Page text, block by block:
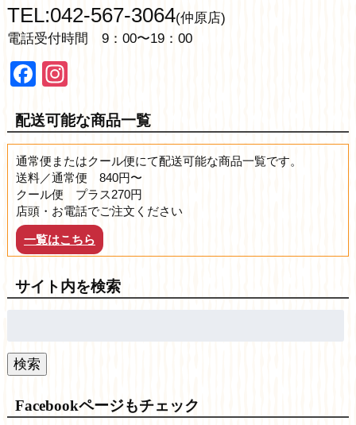
TEL:042-567-3064(仲原店)
電話受付時間 9：00〜19：00
Facebook
配送可能な商品一覧
通常便またはクール便にて配送可能な商品一覧です。
送料／通常便 840円〜
クール便 プラス270円
店頭・お電話でご注文ください
一覧はこちら
サイト内を検索
検索
Facebookページもチェック